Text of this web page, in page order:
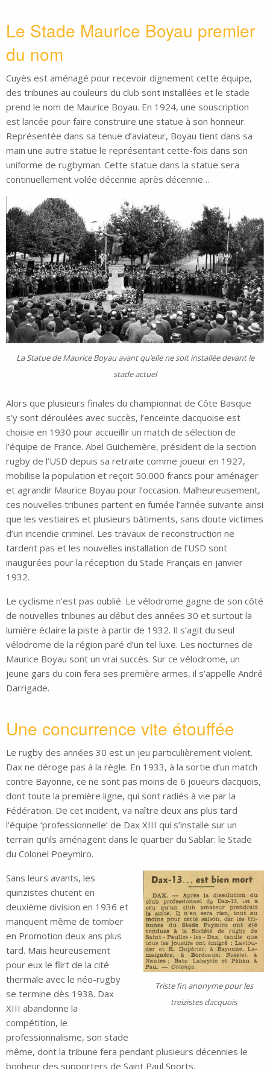
Le Stade Maurice Boyau premier
du nom
Cuyès est aménagé pour recevoir dignement cette équipe,
des tribunes au couleurs du club sont installées et le stade
prend le nom de Maurice Boyau. En 1924, une souscription
est lancée pour faire construire une statue à son honneur.
Représentée dans sa tenue d’aviateur, Boyau tient dans sa
main une autre statue le représentant cette-fois dans son
uniforme de rugbyman. Cette statue dans la statue sera
continuellement volée décennie après décennie…
La Statue de Maurice Boyau avant qu’elle ne soit installée devant le
stade actuel
Alors que plusieurs finales du championnat de Côte Basque
s’y sont déroulées avec succès, l’enceinte dacquoise est
choisie en 1930 pour accueillir un match de sélection de
l’équipe de France. Abel Guichemère, président de la section
rugby de l’USD depuis sa retraite comme joueur en 1927,
mobilise la population et reçoit 50.000 francs pour aménager
et agrandir Maurice Boyau pour l’occasion. Malheureusement,
ces nouvelles tribunes partent en fumée l’année suivante ainsi
que les vestiaires et plusieurs bâtiments, sans doute victimes
d’un incendie criminel. Les travaux de reconstruction ne
tardent pas et les nouvelles installation de l’USD sont
inaugurées pour la réception du Stade Français en janvier
1932.
Le cyclisme n’est pas oublié. Le vélodrome gagne de son côté
de nouvelles tribunes au début des années 30 et surtout la
lumière éclaire la piste à partir de 1932. Il s’agit du seul
vélodrome de la région paré d’un tel luxe. Les nocturnes de
Maurice Boyau sont un vrai succès. Sur ce vélodrome, un
jeune gars du coin fera ses première armes, il s’appelle André
Darrigade.
Une concurrence vite étouffée
Le rugby des années 30 est un jeu particulièrement violent.
Dax ne déroge pas à la règle. En 1933, à la sortie d’un match
contre Bayonne, ce ne sont pas moins de 6 joueurs dacquois,
dont toute la première ligne, qui sont radiés à vie par la
Fédération. De cet incident, va naître deux ans plus tard
l’équipe ‘professionnelle’ de Dax XIII qui s’installe sur un
terrain qu’ils aménagent dans le quartier du Sablar: le Stade
du Colonel Poeymiro.
Triste fin anonyme pour les
treizistes dacquois
Sans leurs avants, les
quinzistes chutent en
deuxième division en 1936 et
manquent même de tomber
en Promotion deux ans plus
tard. Mais heureusement
pour eux le flirt de la cité
thermale avec le néo-rugby
se termine dès 1938. Dax
XIII abandonne la
compétition, le
professionnalisme, son stade
même, dont la tribune fera pendant plusieurs décennies le
bonheur des supporters de Saint Paul Sports.